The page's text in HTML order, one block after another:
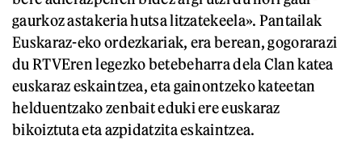
gaurkoz astakeria hutsa litzatekeela». Pantailak
Euskaraz-eko ordezkariak, era berean, gogorarazi
du RTVEren legezko betebeharra dela Clan katea
euskaraz eskaintzea, eta gainontzeko kateetan
helduentzako zenbait eduki ere euskaraz
bikoiztuta eta azpidatzita eskaintzea.